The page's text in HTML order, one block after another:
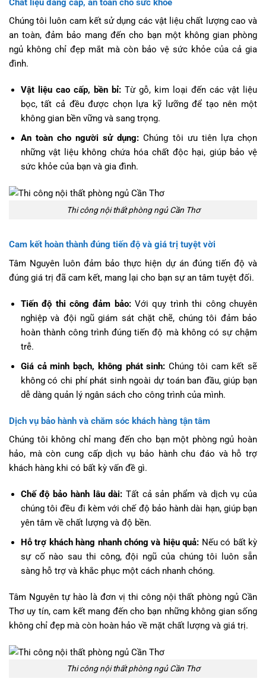
Chất liệu đẳng cấp, an toàn cho sức khỏe
Chúng tôi luôn cam kết sử dụng các vật liệu chất lượng cao và
an toàn, đảm bảo mang đến cho bạn một không gian phòng
ngủ không chỉ đẹp mắt mà còn bảo vệ sức khỏe của cả gia
đình.
Vật liệu cao cấp, bền bỉ:Từ gỗ, kim loại đến các vật liệu
bọc, tất cả đều được chọn lựa kỹ lưỡng để tạo nên một
không gian bền vững và sang trọng.
An toàn cho người sử dụng: Chúng tôi ưu tiên lựa chọn
những vật liệu không chứa hóa chất độc hại, giúp bảo vệ
sức khỏe của bạn và gia đình.
Thi công nội thất phòng ngủ Cần Thơ
Cam kết hoàn thành đúng tiến độ và giá trị tuyệt vời
Tâm Nguyên luôn đảm bảo thực hiện dự án đúng tiến độ và
đúng giá trị đã cam kết, mang lại cho bạn sự an tâm tuyệt đối.
Tiến độ thi công đảm bảo:Với quy trình thi công chuyên
nghiệp và đội ngũ giám sát chặt chẽ, chúng tôi đảm bảo
hoàn thành công trình đúng tiến độ mà không có sự chậm
trễ.
Giá cả minh bạch, không phát sinh: Chúng tôi cam kết sẽ
không có chi phí phát sinh ngoài dự toán ban đầu, giúp bạn
dễ dàng quản lý ngân sách cho công trình của mình.
Dịch vụ bảo hành và chăm sóc khách hàng tận tâm
Chúng tôi không chỉ mang đến cho bạn một phòng ngủ hoàn
hảo, mà còn cung cấp dịch vụ bảo hành chu đáo và hỗ trợ
khách hàng khi có bất kỳ vấn đề gì.
Chế độ bảo hành lâu dài: Tất cả sản phẩm và dịch vụ của
chúng tôi đều đi kèm với chế độ bảo hành dài hạn, giúp bạn
yên tâm về chất lượng và độ bền.
Hỗ trợ khách hàng nhanh chóng và hiệu quả: Nếu có bất kỳ
sự cố nào sau thi công, đội ngũ của chúng tôi luôn sẵn
sàng hỗ trợ và khắc phục một cách nhanh chóng.
Tâm Nguyên tự hào là đơn vị thi công nội thất phòng ngủ Cần
Thơ uy tín, cam kết mang đến cho bạn những không gian sống
không chỉ đẹp mà còn hoàn hảo về mặt chất lượng và giá trị.
Thi công nội thất phòng ngủ Cần Thơ